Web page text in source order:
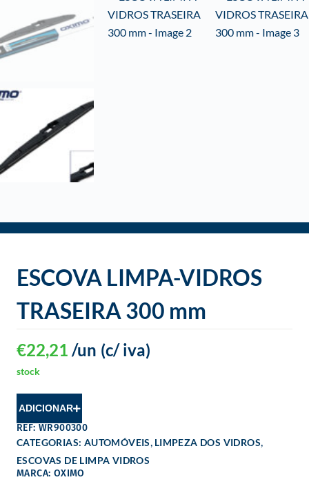
ESCOVA LIMPA-VIDROS
TRASEIRA 300 mm
€22,21 (c/ iva)
/un
stock
ADICIONAR
REF: WR900300
CATEGORIAS: AUTOMÓVEIS, LIMPEZA DOS VIDROS,
ESCOVAS DE LIMPA VIDROS
MARCA: OXIMO